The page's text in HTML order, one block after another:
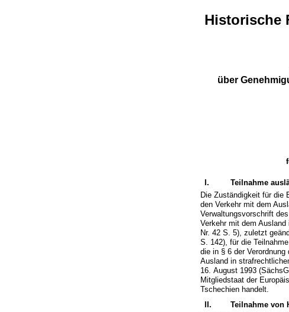
Historische
über
I.
Teilnahme
Die Zuständigkeit für die
den Verkehr mit dem
Verwaltungsvorschrift
Verkehr mit dem
Nr. 42 S. 5), zuletzt
S. 142), für die
die in § 6 der
Ausland in
16. August 1993
Mitgliedstaat der
Tschechien handelt.
II.
Teilnahme von